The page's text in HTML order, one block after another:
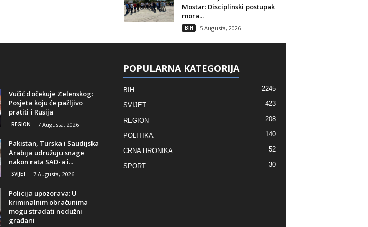
Mostar: Disciplinski postupak
mora...
BIH 5 Augusta, 2026
Vučić dočekuje Zelenskog:
Posjeta koju će pažljivo
pratiti i Rusija
REGION 7 Augusta, 2026
Pakistan, Turska i Saudijska
Arabija udružuju snage
nakon rata SAD-a i...
SVIJET 7 Augusta, 2026
Policija upozorava: U
kriminalnim obračunima
mogu stradati nedužni
građani
POPULARNA KATEGORIJA
BIH 2245
SVIJET 423
REGION 208
POLITIKA 140
CRNA HRONIKA 52
SPORT 30